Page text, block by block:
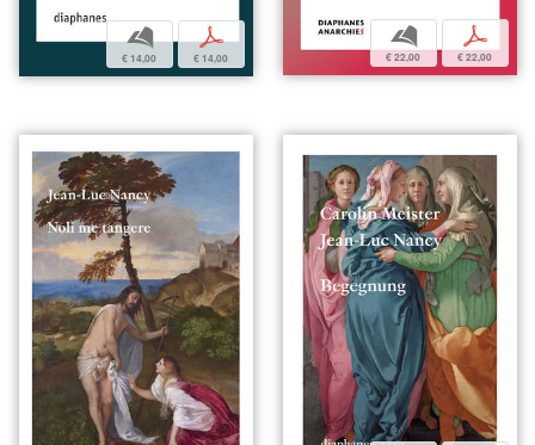
b
€ 14,00
p
€ 14,00
b
€ 22,00
p
€ 22,00